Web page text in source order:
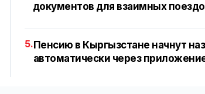
документов для взаимных
5.Пенсию в Кыргызстане начнут
автоматически через